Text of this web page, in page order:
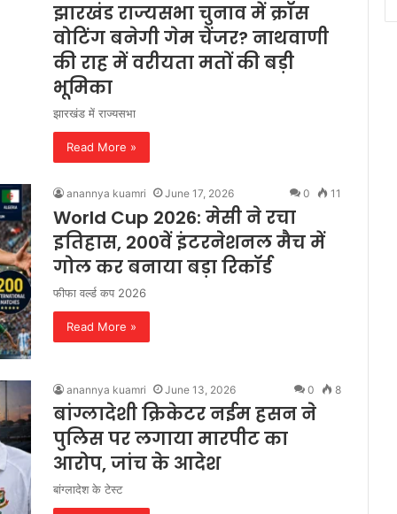
झारखंड राज्यसभा चुनाव में क्रॉस
वोटिंग बनेगी गेम चेंजर? नाथवाणी
की राह में वरीयता मतों की बड़ी
भूमिका
झारखंड में राज्यसभा
Read More »
anannya kuamri June 17, 2026 0 11
World Cup 2026: मेसी ने रचा
इतिहास, 200वें इंटरनेशनल मैच में
गोल कर बनाया बड़ा रिकॉर्ड
फीफा वर्ल्ड कप 2026
Read More »
anannya kuamri June 13, 2026 0 8
बांग्लादेशी क्रिकेटर नईम हसन ने
पुलिस पर लगाया मारपीट का
आरोप, जांच के आदेश
बांग्लादेश के टेस्ट